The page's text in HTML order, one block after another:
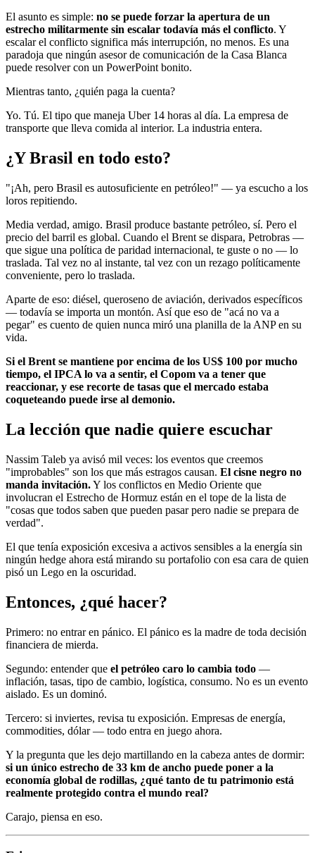
El asunto es simple: no se puede forzar la apertura de un
estrecho militarmente sin escalar todavía más el conflicto. Y
escalar el conflicto significa más interrupción, no menos. Es una
paradoja que ningún asesor de comunicación de la Casa Blanca
puede resolver con un PowerPoint bonito.
Mientras tanto, ¿quién paga la cuenta?
Yo. Tú. El tipo que maneja Uber 14 horas al día. La empresa de
transporte que lleva comida al interior. La industria entera.
¿Y Brasil en todo esto?
"¡Ah, pero Brasil es autosuficiente en petróleo!" — ya escucho a los
loros repitiendo.
Media verdad, amigo. Brasil produce bastante petróleo, sí. Pero el
precio del barril es global. Cuando el Brent se dispara, Petrobras —
que sigue una política de paridad internacional, te guste o no — lo
traslada. Tal vez no al instante, tal vez con un rezago políticamente
conveniente, pero lo traslada.
Aparte de eso: diésel, queroseno de aviación, derivados específicos
— todavía se importa un montón. Así que eso de "acá no va a
pegar" es cuento de quien nunca miró una planilla de la ANP en su
vida.
Si el Brent se mantiene por encima de los US$ 100 por mucho
tiempo, el IPCA lo va a sentir, el Copom va a tener que
reaccionar, y ese recorte de tasas que el mercado estaba
coqueteando puede irse al demonio.
La lección que nadie quiere escuchar
Nassim Taleb ya avisó mil veces: los eventos que creemos
"improbables" son los que más estragos causan. El cisne negro no
manda invitación.Y los conflictos en Medio Oriente que
involucran el Estrecho de Hormuz están en el tope de la lista de
"cosas que todos saben que pueden pasar pero nadie se prepara de
verdad".
El que tenía exposición excesiva a activos sensibles a la energía sin
ningún hedge ahora está mirando su portafolio con esa cara de quien
pisó un Lego en la oscuridad.
Entonces, ¿qué hacer?
Primero: no entrar en pánico. El pánico es la madre de toda decisión
financiera de mierda.
Segundo: entender que el petróleo caro lo cambia todo —
inflación, tasas, tipo de cambio, logística, consumo. No es un evento
aislado. Es un dominó.
Tercero: si inviertes, revisa tu exposición. Empresas de energía,
commodities, dólar — todo entra en juego ahora.
Y la pregunta que les dejo martillando en la cabeza antes de dormir:
si un único estrecho de 33 km de ancho puede poner a la
economía global de rodillas, ¿qué tanto de tu patrimonio está
realmente protegido contra el mundo real?
Carajo, piensa en eso.